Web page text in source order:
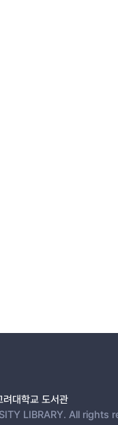
대학교 도서관
LIBRARY. All rights